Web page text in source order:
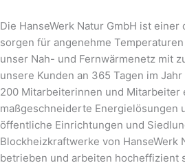
Die HanseWerk Natur GmbH ist
sorgen für angenehme
unser Nah- und Fernwärmenetz mit
unsere Kunden an 365 Tagen im
200 Mitarbeiterinnen und
maßgeschneiderte Energielösungen
öffentliche Einrichtungen und
Blockheizkraftwerke von HanseWerk
betrieben und arbeiten hocheffizient